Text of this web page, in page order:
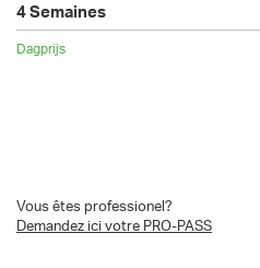
Vous êtes professionel?
Demandez ici votre PRO-PASS